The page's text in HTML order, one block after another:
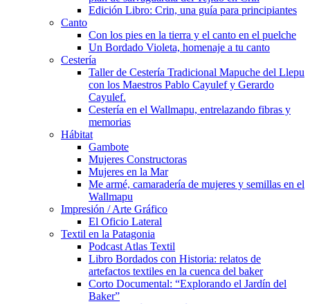
Edición Libro: Crin, una guía para principiantes
Canto
Con los pies en la tierra y el canto en el puelche
Un Bordado Violeta, homenaje a tu canto
Cestería
Taller de Cestería Tradicional Mapuche del Llepu
con los Maestros Pablo Cayulef y Gerardo
Cayulef.
Cestería en el Wallmapu, entrelazando fibras y
memorias
Hábitat
Gambote
Mujeres Constructoras
Mujeres en la Mar
Me armé, camaradería de mujeres y semillas en el
Wallmapu
Impresión / Arte Gráfico
El Oficio Lateral
Textil en la Patagonia
Podcast Atlas Textil
Libro Bordados con Historia: relatos de
artefactos textiles en la cuenca del baker
Corto Documental: “Explorando el Jardín del
Baker”